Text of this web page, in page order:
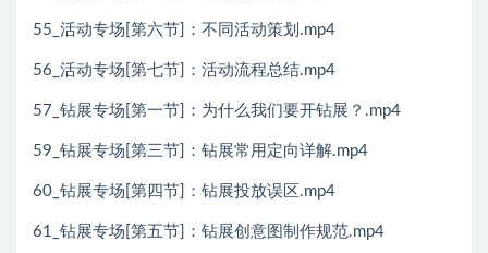
55_活动专场[第六节]：不同活动策划.mp4
56_活动专场[第七节]：活动流程总结.mp4
57_钻展专场[第一节]：为什么我们要开钻展？.mp4
59_钻展专场[第三节]：钻展常用定向详解.mp4
60_钻展专场[第四节]：钻展投放误区.mp4
61_钻展专场[第五节]：钻展创意图制作规范.mp4